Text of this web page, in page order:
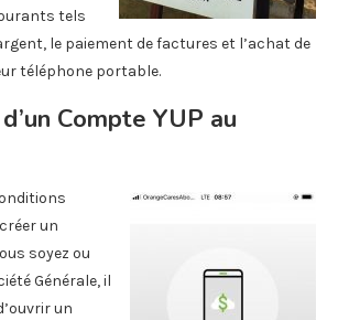
tels
le paiement de factures et l’achat de
téléphone portable.
Compte YUP au
un
soyez ou
Générale, il
un